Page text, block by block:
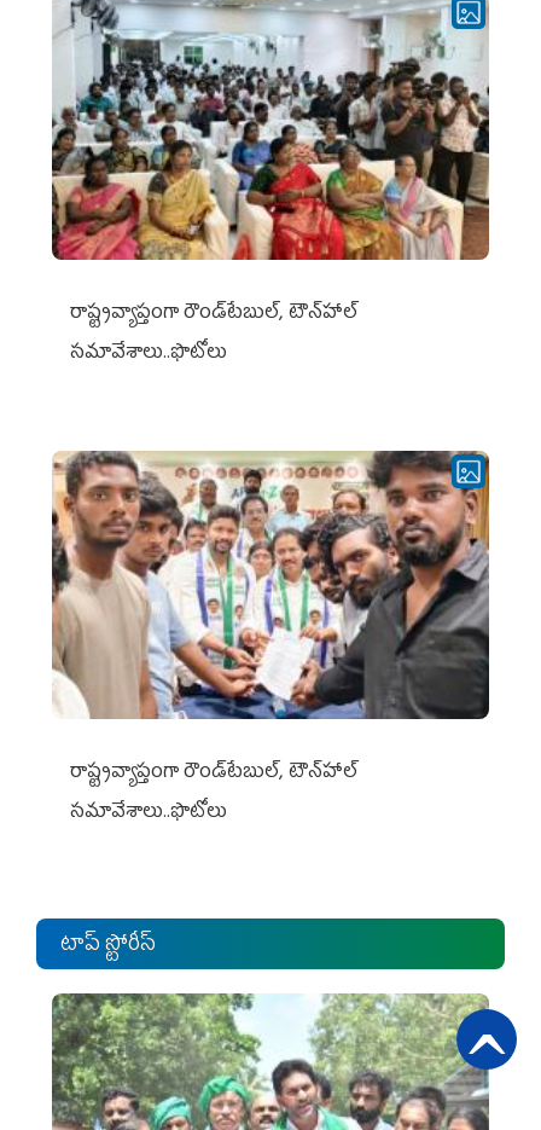
రాష్ట్రవ్యాప్తంగా రౌండ్‌టేబుల్‌, టౌన్‌హాల్‌
సమావేశాలు..ఫొటోలు
రాష్ట్రవ్యాప్తంగా రౌండ్‌టేబుల్‌, టౌన్‌హాల్‌
సమావేశాలు..ఫొటోలు
టాప్ స్టోరీస్